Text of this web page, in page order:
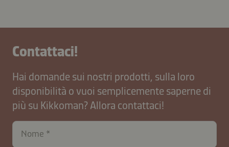
Contattaci!
Hai domande sui nostri prodotti, sulla loro
disponibilità o vuoi semplicemente saperne di
più su Kikkoman? Allora contattaci!
Nome